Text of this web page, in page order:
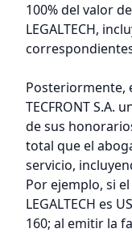
100% del valor
LEGALTECH,
Posteriormente,
TECFRONT S.A.
de sus
total que el
servicio,
Por ejemplo, si
LEGALTECH es
160; al emitir la